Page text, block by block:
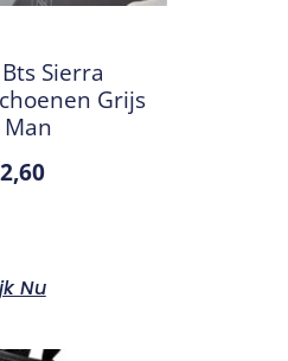
Sierra
Grijs
Nu